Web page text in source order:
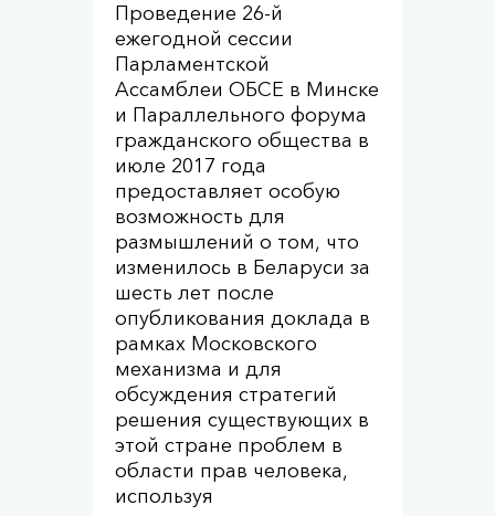
Проведение 26-й
ежегодной сессии
Парламентской
Ассамблеи ОБСЕ в Минске
и Параллельного форума
гражданского общества в
июле 2017 года
предоставляет особую
возможность для
размышлений о том, что
изменилось в Беларуси за
шесть лет после
опубликования доклада в
рамках Московского
механизма и для
обсуждения стратегий
решения существующих в
этой стране проблем в
области прав человека,
используя